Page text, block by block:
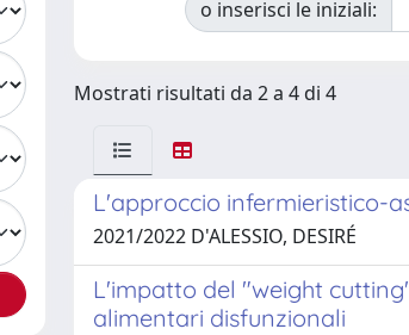
o inserisci le iniziali:
Mostrati risultati da 2 a 4 di 4
L'approccio infermieristico-
2021/2022 D'ALESSIO, DESIRÉ
L'impatto del "weight
alimentari disfunzionali